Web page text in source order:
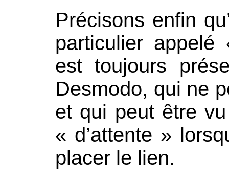
Précisons enfin
particulier
est toujours
Desmodo, qui ne
et qui peut être
« d’attente »
placer le lien.